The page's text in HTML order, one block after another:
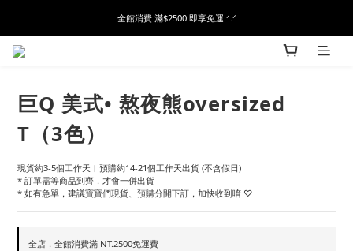
全館消費 滿$2500 即享免運.ᐟ.ᐟ
巨Q 美式• 熬夜熊oversized
T（3色）
現貨約3-5個工作天︱預購約14-21個工作天出貨 (不含假日)
* 訂單需等商品到齊，才會一併出貨
* 如有急單，建議寶寶們現貨、預購分開下訂，加快收到唷 ♡
全店，全館消費滿 NT.2500免運費